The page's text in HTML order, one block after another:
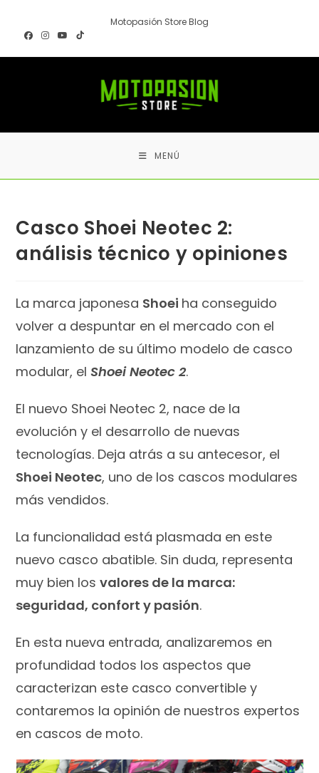
contenido
Motopasión Store Blog
MENÚ
Casco Shoei Neotec 2:
análisis técnico y opiniones
La marca japonesa Shoei ha conseguido
volver a despuntar en el mercado con el
lanzamiento de su último modelo de casco
modular, elShoei Neotec 2.
El nuevo Shoei Neotec 2, nace de la
evolución y el desarrollo de nuevas
tecnologías. Deja atrás a su antecesor, el
Shoei Neotec, uno de los cascos modulares
más vendidos.
La funcionalidad está plasmada en este
nuevo casco abatible. Sin duda, representa
muy bien losvalores de la marca:
seguridad, confort y pasión.
En esta nueva entrada, analizaremos en
profundidad todos los aspectos que
caracterizan este casco convertible y
contaremos la opinión de nuestros expertos
en cascos de moto.